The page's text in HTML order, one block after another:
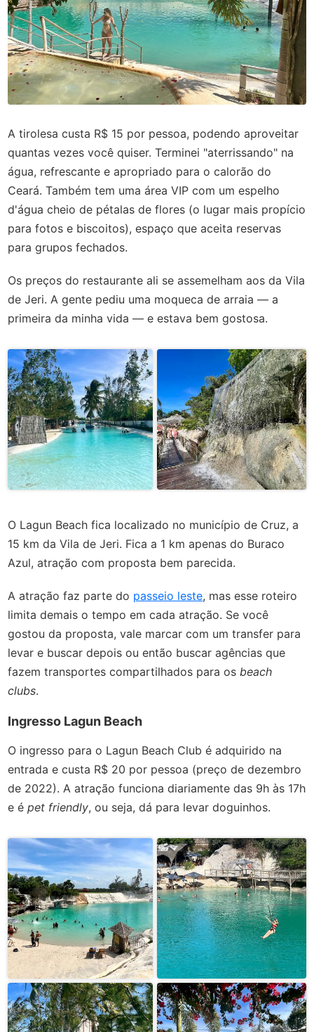
A tirolesa custa R$ 15 por pessoa, podendo aproveitar
quantas vezes você quiser. Terminei "aterrissando" na
água, refrescante e apropriado para o calorão do
Ceará. Também tem uma área VIP com um espelho
d'água cheio de pétalas de flores (o lugar mais propício
para fotos e biscoitos), espaço que aceita reservas
para grupos fechados.
Os preços do restaurante ali se assemelham aos da Vila
de Jeri. A gente pediu uma moqueca de arraia — a
primeira da minha vida — e estava bem gostosa.
O Lagun Beach fica localizado no município de Cruz, a
15 km da Vila de Jeri. Fica a 1 km apenas do Buraco
Azul, atração com proposta bem parecida.
A atração faz parte do passeio leste, mas esse roteiro
limita demais o tempo em cada atração. Se você
gostou da proposta, vale marcar com um transfer para
levar e buscar depois ou então buscar agências que
fazem transportes compartilhados para os beach
clubs.
Ingresso Lagun Beach
O ingresso para o Lagun Beach Club é adquirido na
entrada e custa R$ 20 por pessoa (preço de dezembro
de 2022). A atração funciona diariamente das 9h às 17h
e épet friendly, ou seja, dá para levar doguinhos.